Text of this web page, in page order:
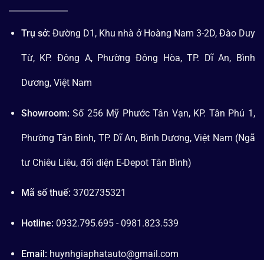
Trụ sở: Đường D1, Khu nhà ở Hoàng Nam 3-2D, Đào Duy
Từ, KP. Đông A, Phường Đông Hòa, TP. Dĩ An, Bình
Dương, Việt Nam
Showroom: Số 256 Mỹ Phước Tân Vạn, KP. Tân Phú 1,
Phường Tân Bình, TP. Dĩ An, Bình Dương, Việt Nam (Ngã
tư Chiêu Liêu, đối diện E-Depot Tân Bình)
Mã số thuế: 3702735321
Hotline: 0932.795.695 - 0981.823.539
Email: huynhgiaphatauto@gmail.com